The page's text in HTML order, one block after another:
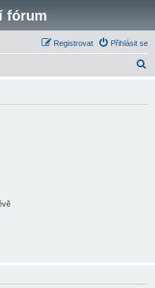
fórum
Přihlásit se
Registrovat